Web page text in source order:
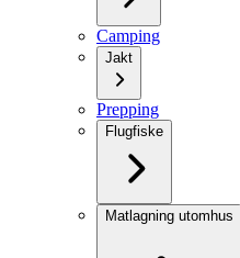
Camping
Jakt
Prepping
Flugfiske
Matlagning utomhus